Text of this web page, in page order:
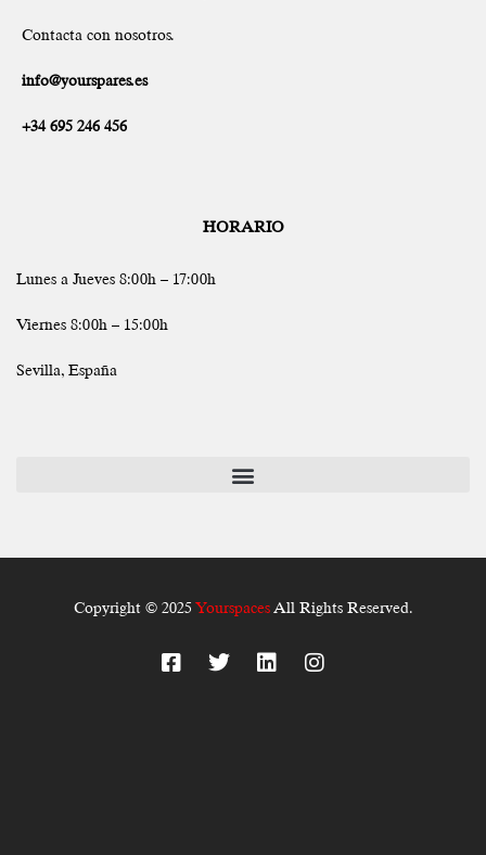
Contacta con nosotros.
info@yourspares.es
+34 695 246 456
HORARIO
Lunes a Jueves 8:00h – 17:00h
Viernes 8:00h – 15:00h
Sevilla, España
Copyright © 2025 YourspacesAll Rights Reserved.